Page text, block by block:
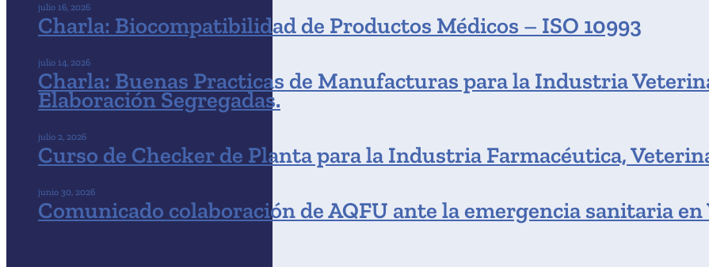
Charla: Biocompatibilidad de Productos Médicos – ISO 10993
julio 16, 2026
Charla: Buenas Practicas de Manufacturas para la Industria
Elaboración Segregadas.
julio 14, 2026
Curso de Checker de Planta para la Industria Farmacéutica,
julio 2, 2026
Comunicado colaboración de AQFU ante la emergencia sanitaria en
junio 30, 2026